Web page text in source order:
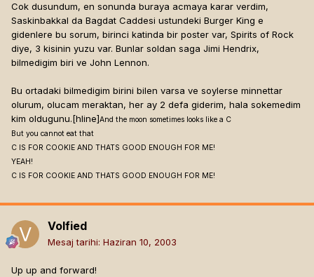
Cok dusundum, en sonunda buraya acmaya karar verdim,
Saskinbakkal da Bagdat Caddesi ustundeki Burger King e
gidenlere bu sorum, birinci katinda bir poster var, Spirits of Rock
diye, 3 kisinin yuzu var. Bunlar soldan saga Jimi Hendrix,
bilmedigim biri ve John Lennon.
Bu ortadaki bilmedigim birini bilen varsa ve soylerse minnettar
olurum, olucam meraktan, her ay 2 defa giderim, hala sokemedim
kim oldugunu.[hline]And the moon sometimes looks like a C
But you cannot eat that
C IS FOR COOKIE AND THATS GOOD ENOUGH FOR ME!
YEAH!
C IS FOR COOKIE AND THATS GOOD ENOUGH FOR ME!
Volfied
Mesaj tarihi: Haziran 10, 2003
Up up and forward!